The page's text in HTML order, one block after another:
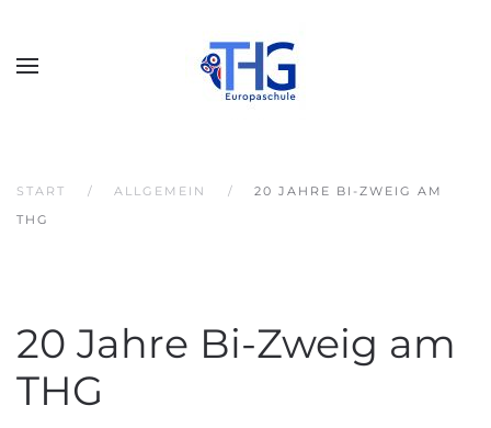
START ALLGEMEIN
20 JAHRE BI-ZWEIG AM
THG
20 Jahre Bi-Zweig am
THG